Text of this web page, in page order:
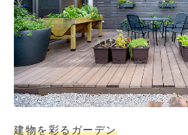
建物を彩るガーデン